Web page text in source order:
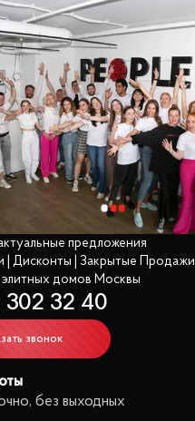
предложения
| Дисконты | Закрытые Продажи
домов Москвы
302 32 40
звонок
без выходных